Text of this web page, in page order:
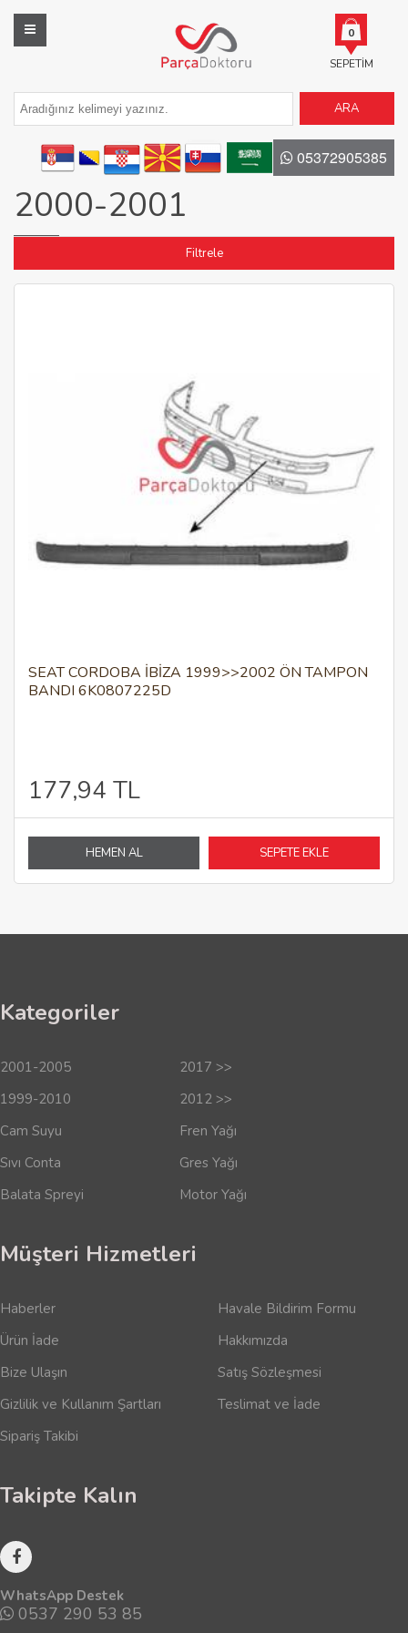
SEPETIM
0
ARA
05372905385
2000-2001
Filtrele
SEAT CORDOBA İBIZA 1999>>2002 ÖN TAMPON
BANDI 6K0807225D
177,94 TL
HEMEN AL SEPETE EKLE
Kategoriler
2001-2005
2017 >>
1999-2010
2012 >>
Cam Suyu
Fren Yağı
Sıvı Conta
Gres Yağı
Balata Spreyi
Motor Yağı
Müşteri Hizmetleri
Haberler
Havale Bildirim Formu
Ürün İade
Hakkımızda
Bize Ulaşın
Satış Sözleşmesi
Gizlilik ve Kullanım Şartları
Teslimat ve İade
Sipariş Takibi
Takipte Kalın
WhatsApp Destek
0537 290 53 85